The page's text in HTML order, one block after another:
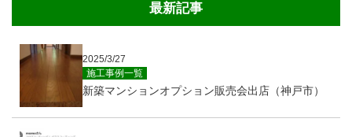
最新記事
2025/3/27
施工事例一覧
新築マンションオプション販売会出店（神戸市）